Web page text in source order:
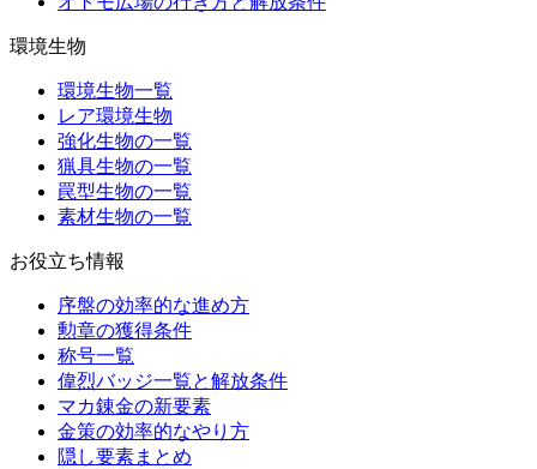
環境生物
環境生物一覧
レア環境生物
強化生物の一覧
猟具生物の一覧
罠型生物の一覧
素材生物の一覧
お役立ち情報
序盤の効率的な進め方
勲章の獲得条件
称号一覧
偉烈バッジ一覧と解放条件
マカ錬金の新要素
金策の効率的なやり方
隠し要素まとめ